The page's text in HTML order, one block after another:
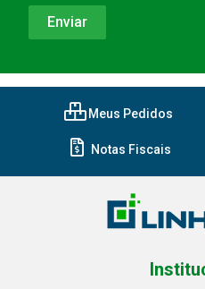
Meus Pedidos
Notas Fiscais